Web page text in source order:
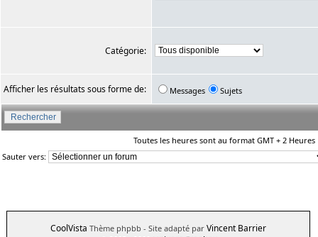
Catégorie:
Afficher les résultats sous forme de: Messages Sujets
Toutes les heures sont au format GMT + 2 Heures
Sauter vers:
CoolVista Thème phpbb - Site adapté par Vincent Barrier